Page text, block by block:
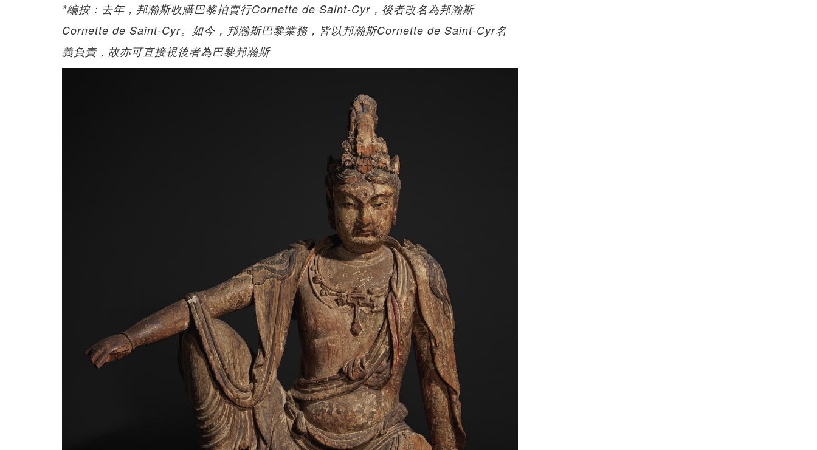
*編按：去年，邦瀚斯收購巴黎拍賣行Cornette de Saint-Cyr，後者改名為邦瀚斯
Cornette de Saint-Cyr。如今，邦瀚斯巴黎業務，皆以邦瀚斯Cornette de Saint-Cyr名
義負責，故亦可直接視後者為巴黎邦瀚斯